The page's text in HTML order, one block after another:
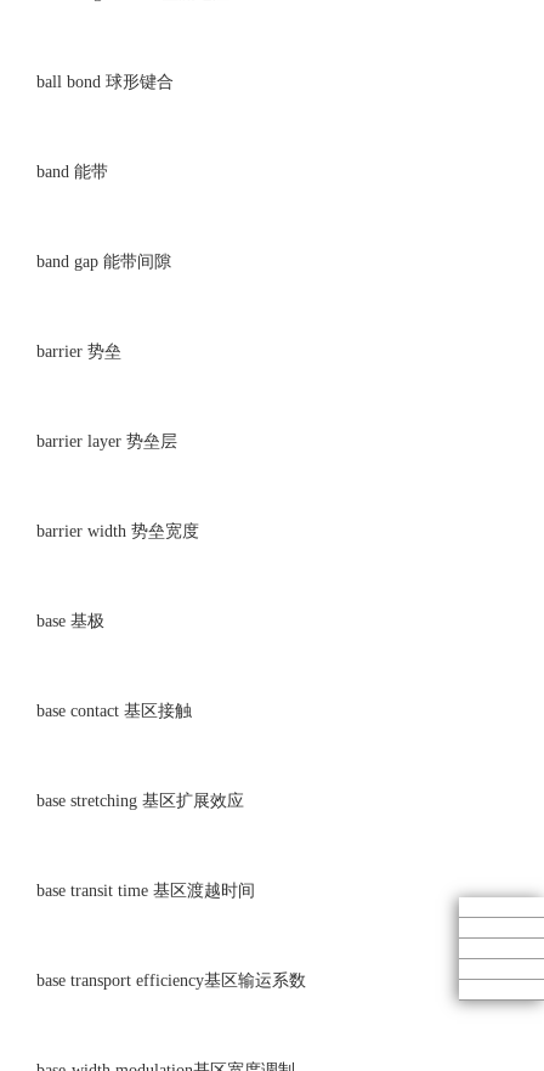
ball bond 球形键合
band 能带
band gap 能带间隙
barrier 势垒
barrier layer 势垒层
barrier width 势垒宽度
base 基极
base contact 基区接触
base stretching 基区扩展效应
base transit time 基区渡越时间
base transport efficiency基区输运系数